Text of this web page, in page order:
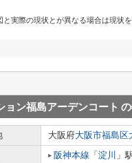
実際の現状とが異なる場合は現状
ョン福島アーデンコート
大阪府大阪市福島区
阪神本線 「 淀川 」